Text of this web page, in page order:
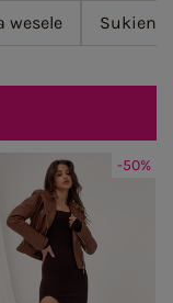
wesele
-50%